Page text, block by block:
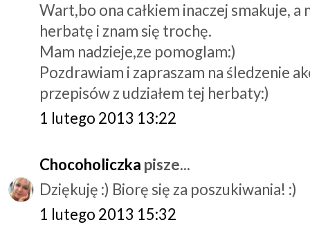
Wart,bo ona całkiem inaczej smakuje,
herbatę i znam się trochę.
Mam nadzieje,ze pomoglam:)
Pozdrawiam i zapraszam na śledzenie
przepisów z udziałem tej herbaty:)
1 lutego 2013 13:22
Chocoholiczka pisze...
Dziękuję :) Biorę się za poszukiwania! :)
1 lutego 2013 15:32